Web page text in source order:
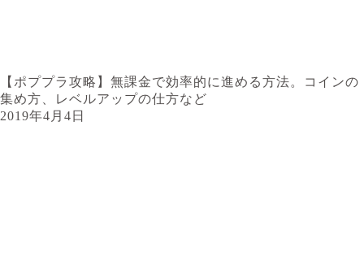
【ポププラ攻略】無課金で効率的に進める方法。コインの
集め方、レベルアップの仕方など
2019年4月4日